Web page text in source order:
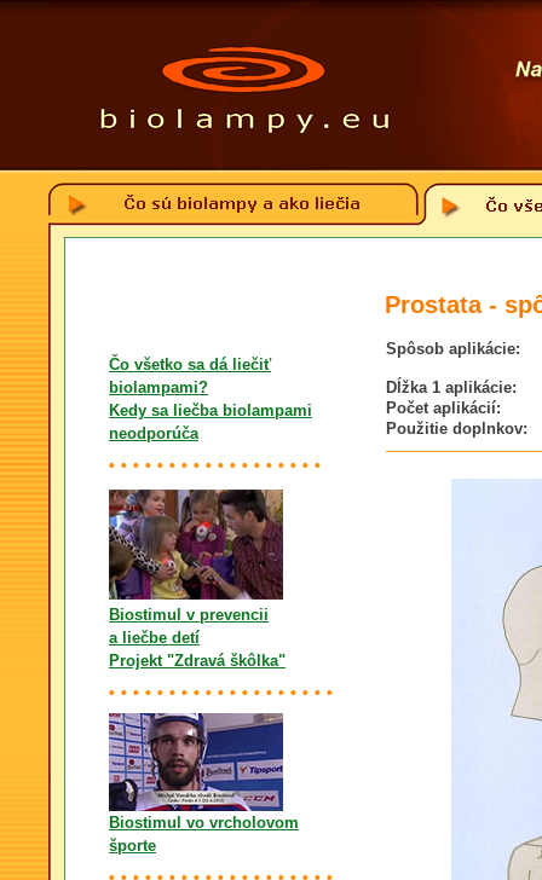
Čo všetko sa dá liečiť
biolampami?
Kedy sa liečba biolampami
neodporúča
Biostimul v prevencii
a liečbe detí
Projekt "Zdravá škôlka"
Biostimul vo vrcholovom
športe
Prostata -
Spôsob aplikácie:
Dĺžka 1 aplikácie:
Počet aplikácií:
Použitie doplnkov: